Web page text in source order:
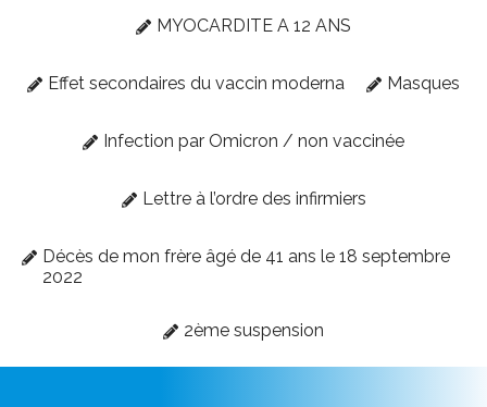
MYOCARDITE A 12 ANS
Effet secondaires du vaccin moderna Masques
Infection par Omicron / non vaccinée
Lettre à l’ordre des infirmiers
Décès de mon frère âgé de 41 ans le 18 septembre
2022
2ème suspension